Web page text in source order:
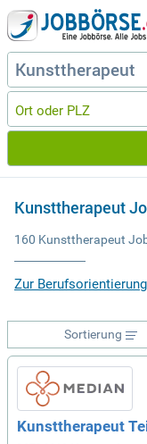
Kunsttherapeut
160 Kunsttherapeut
Zur
Sortierung
Kunsttherapeut